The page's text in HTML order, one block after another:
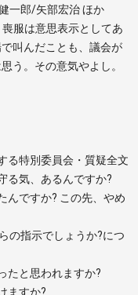
一郎/矢部宏治 ほか
服は意思表示としてあ
叫んだことも、議会が
う。その意気やよし。
る特別委員会・質疑全文
る気、あるんですか?
んですか? この先、やめ
の指示でしょうか?につ
たと思われますか?
ますか?